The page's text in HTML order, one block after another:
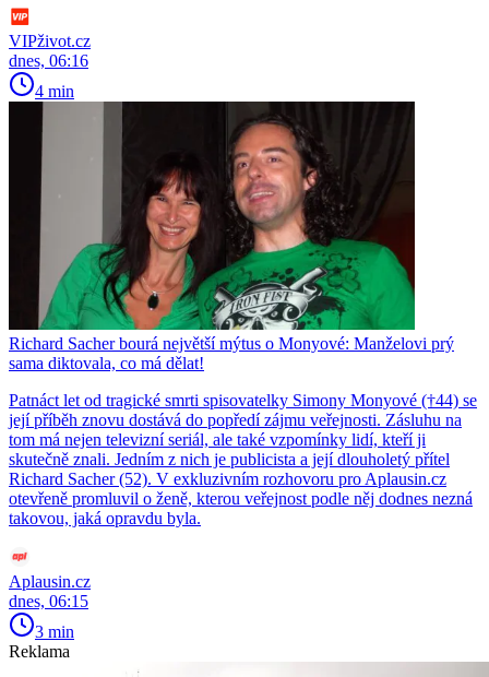
VIPživot.cz
dnes, 06:16
4 min
Richard Sacher bourá největší mýtus o Monyové: Manželovi prý
sama diktovala, co má dělat!
Patnáct let od tragické smrti spisovatelky Simony Monyové (†44) se
její příběh znovu dostává do popředí zájmu veřejnosti. Zásluhu na
tom má nejen televizní seriál, ale také vzpomínky lidí, kteří ji
skutečně znali. Jedním z nich je publicista a její dlouholetý přítel
Richard Sacher (52). V exkluzivním rozhovoru pro Aplausin.cz
otevřeně promluvil o ženě, kterou veřejnost podle něj dodnes nezná
takovou, jaká opravdu byla.
Aplausin.cz
dnes, 06:15
3 min
Reklama